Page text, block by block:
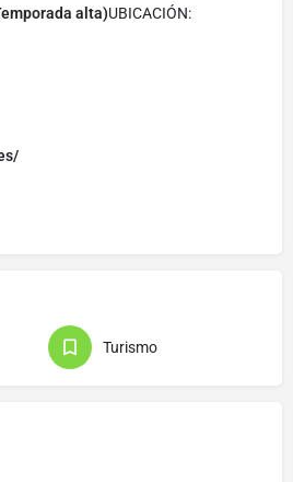
alta)UBICACIÓN:
Turismo